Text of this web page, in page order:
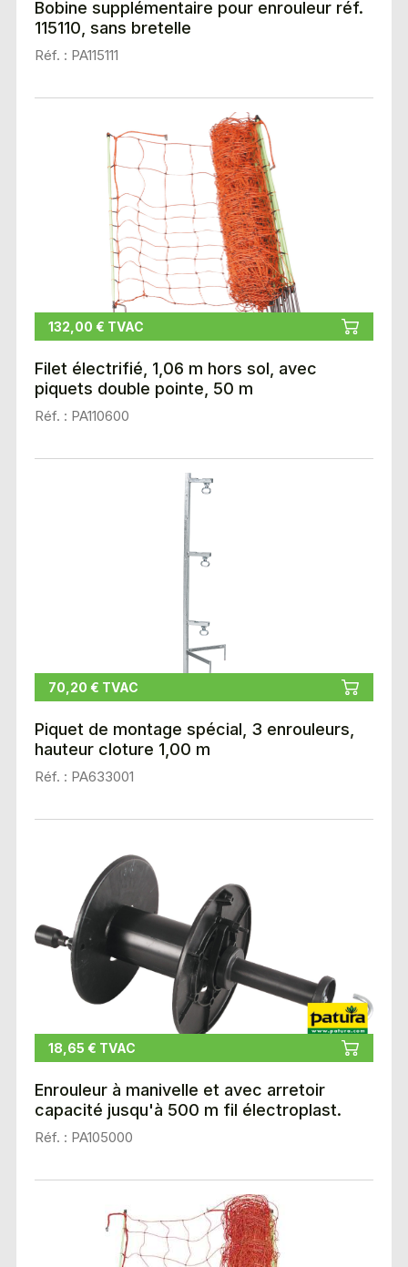
Bobine supplémentaire pour enrouleur réf.
115110, sans bretelle
Réf. : PA115111
132,00 € TVAC
Filet électrifié, 1,06 m hors sol, avec
piquets double pointe, 50 m
Réf. : PA110600
70,20 € TVAC
Piquet de montage spécial, 3 enrouleurs,
hauteur cloture 1,00 m
Réf. : PA633001
18,65 € TVAC
Enrouleur à manivelle et avec arretoir
capacité jusqu'à 500 m fil électroplast.
Réf. : PA105000